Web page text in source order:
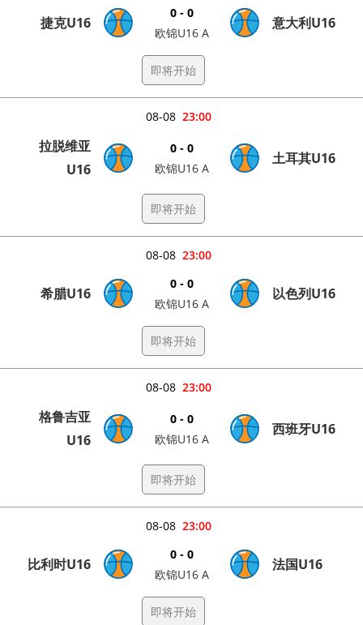
捷克U16
0 - 0
欧锦U16 A
意大利U16
即将开始
23:00
08-08
拉脱维亚
U16
0 - 0
欧锦U16 A
土耳其U16
即将开始
23:00
08-08
希腊U16
0 - 0
欧锦U16 A
以色列U16
即将开始
23:00
08-08
格鲁吉亚
U16
0 - 0
欧锦U16 A
西班牙U16
即将开始
23:00
08-08
比利时U16
0 - 0
欧锦U16 A
法国U16
即将开始